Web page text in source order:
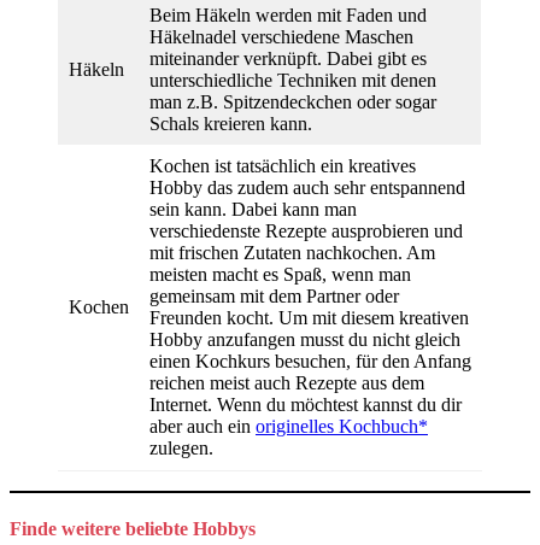
Häkeln
Beim Häkeln werden mit Faden und
Häkelnadel verschiedene Maschen
miteinander verknüpft. Dabei gibt es
unterschiedliche Techniken mit denen
man z.B. Spitzendeckchen oder sogar
Schals kreieren kann.
Kochen
Kochen ist tatsächlich ein kreatives
Hobby das zudem auch sehr entspannend
sein kann. Dabei kann man
verschiedenste Rezepte ausprobieren und
mit frischen Zutaten nachkochen. Am
meisten macht es Spaß, wenn man
gemeinsam mit dem Partner oder
Freunden kocht. Um mit diesem kreativen
Hobby anzufangen musst du nicht gleich
einen Kochkurs besuchen, für den Anfang
reichen meist auch Rezepte aus dem
Internet. Wenn du möchtest kannst du dir
aber auch ein originelles Kochbuch*
zulegen.
Finde weitere beliebte Hobbys